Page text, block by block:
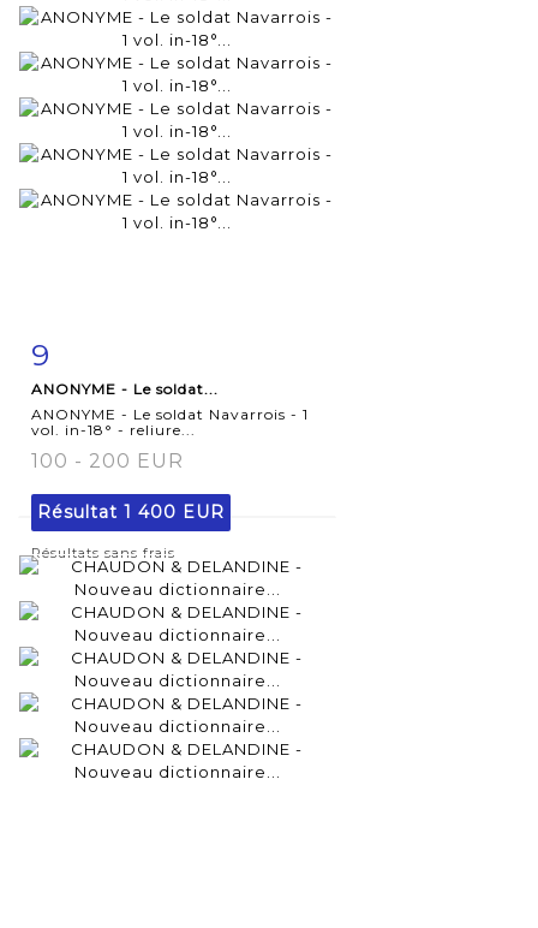
9
ANONYME - Le soldat...
ANONYME - Le soldat Navarrois - 1
vol. in-18° - reliure...
100 - 200 EUR
Résultat 1 400 EUR
Résultats sans frais